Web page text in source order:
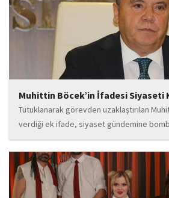
teknik gelişim ve müziğe olan tutkusu, onu
Muhittin Böcek’in İfadesi Siyaseti
Tutuklanarak görevden uzaklaştırılan
verdiği ek ifade, siyaset gündemine
Cumhuriyet Savcılığı’na kendi isteğiyle
öğrenilen Böcek’in açıklamalarında, 31
seçimleri...